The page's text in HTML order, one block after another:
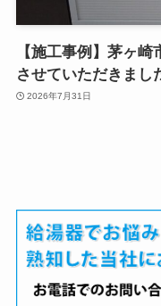
【施工事例】茅ヶ
させていただきまし
2026年7月31日